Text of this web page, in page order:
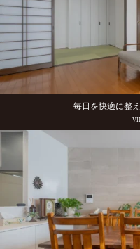
毎日を快適に整